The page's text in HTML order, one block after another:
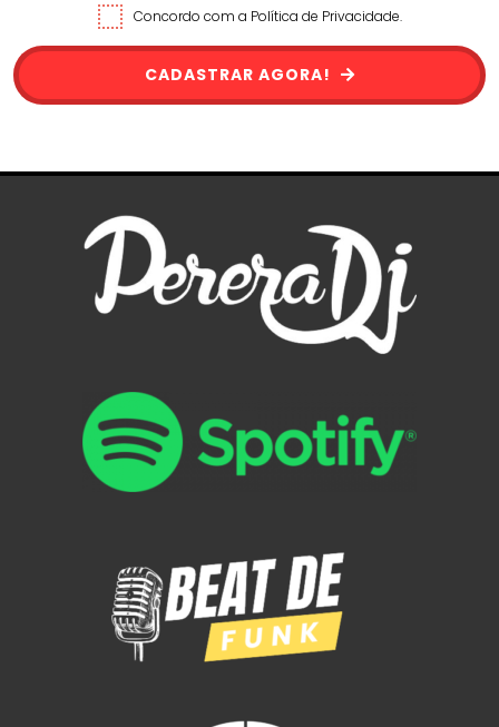
Concordo com a Política de Privacidade.
CADASTRAR AGORA!